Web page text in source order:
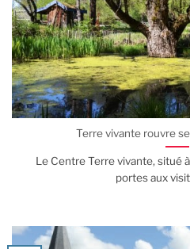
Terre vivante rouvre
Le Centre Terre vivante, situé
portes aux